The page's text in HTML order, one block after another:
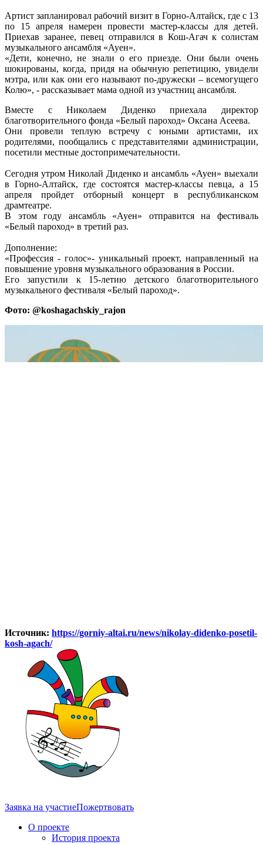
Артист запланировал рабочий визит в Горно-Алтайск, где с 13
по 15 апреля намерен провести мастер-классы для детей.
Приехав заранее, певец отправился в Кош-Агач к солистам
музыкального ансамбля «Ауен».
«Дети, конечно, не знали о его приезде. Они были очень
шокированы, когда, придя на обычную репетицию, увидели
мэтра, или как они его называют по-дружески – всемогущего
Колю», - рассказывает мама одной из участниц ансамбля.
Вместе с Николаем Диденко приехала директор
благотворительного фонда «Белый пароход» Оксана Асеева.
Они провели теплую встречу с юными артистами, их
родителями, пообщались с представителями администрации,
посетили местные достопримечательности.
Сегодня утром Николай Диденко и ансамбль «Ауен» выехали
в Горно-Алтайск, где состоятся мастер-классы певца, а 15
апреля пройдет отборный концерт в республиканском
драмтеатре.
В этом году ансамбль «Ауен» отправится на фестиваль
«Белый пароход» в третий раз.
Дополнение:
«Профессия - голос»- уникальный проект, направленный на
повышение уровня музыкального образования в России.
Его запустили к 15-летию детского благотворительного
музыкального фестиваля «Белый пароход».
Фото: @koshagachskiy_rajon
Источник: https://gorniy-altai.ru/news/nikolay-didenko-posetil-
kosh-agach/
Заявка на участиеПожертвовать
О проекте
История проекта